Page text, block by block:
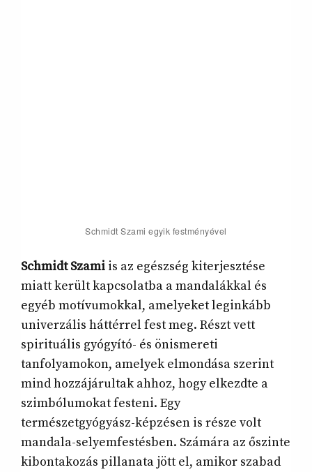
Schmidt Szami egyik festményével
Schmidt Szami is az egészség kiterjesztése
miatt került kapcsolatba a mandalákkal és
egyéb motívumokkal, amelyeket leginkább
univerzális háttérrel fest meg. Részt vett
spirituális gyógyító- és önismereti
tanfolyamokon, amelyek elmondása szerint
mind hozzájárultak ahhoz, hogy elkezdte a
szimbólumokat festeni. Egy
természetgyógyász-képzésen is része volt
mandala-selyemfestésben. Számára az őszinte
kibontakozás pillanata jött el, amikor szabad